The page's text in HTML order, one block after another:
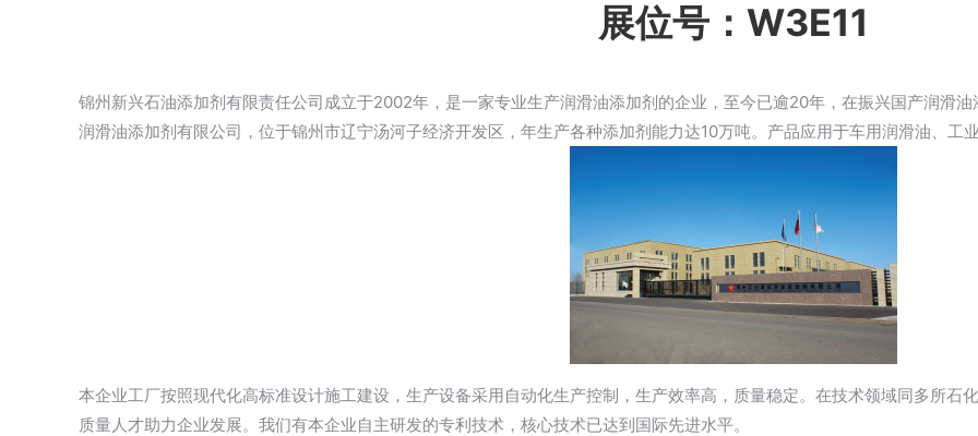
展位号：W3E11
锦州新兴石油添加剂有限责任公司成立于2002年，是一家专业生产润滑油添加剂的企业，至今已逾20年，在振兴国产润
润滑油添加剂有限公司，位于锦州市辽宁汤河子经济开发区，年生产各种添加剂能力达10万吨。产品应用于车用润滑油、工
本企业工厂按照现代化高标准设计施工建设，生产设备采用自动化生产控制，生产效率高，质量稳定。在技术领域同多所石
质量人才助力企业发展。我们有本企业自主研发的专利技术，核心技术已达到国际先进水平。